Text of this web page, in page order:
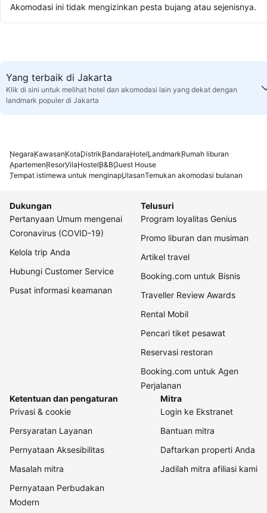
Akomodasi ini tidak mengizinkan pesta bujang atau sejenisnya.
Yang terbaik di Jakarta
Klik di sini untuk melihat hotel dan akomodasi lain yang dekat dengan
landmark populer di Jakarta
NegaraKawasanKotaDistrikBandaraHotelLandmarkRumah liburan
ApartemenResorVilaHostelB&BGuest House
Tempat istimewa untuk menginapUlasanTemukan akomodasi bulanan
Dukungan
Pertanyaan Umum mengenai
Coronavirus (COVID-19)
Kelola trip Anda
Hubungi Customer Service
Pusat informasi keamanan
Telusuri
Program loyalitas Genius
Promo liburan dan musiman
Artikel travel
Booking.com untuk Bisnis
Traveller Review Awards
Rental Mobil
Pencari tiket pesawat
Reservasi restoran
Booking.com untuk Agen
Perjalanan
Ketentuan dan pengaturan
Privasi & cookie
Persyaratan Layanan
Pernyataan Aksesibilitas
Masalah mitra
Pernyataan Perbudakan
Modern
Mitra
Login ke Ekstranet
Bantuan mitra
Daftarkan properti Anda
Jadilah mitra afiliasi kami